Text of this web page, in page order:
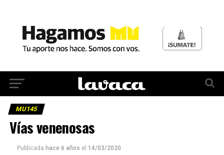
MU145
Vías venenosas
Publicada hace 6 años el 14/03/2020